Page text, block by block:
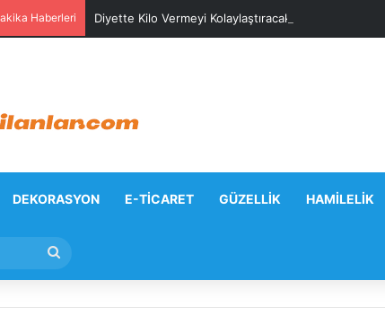
Haberleri Diyette Kilo Vermeyi Kolaylaştıracak Günlük Stratejiler
DEKORASYON E-TICARET GÜZELLIK HAMILELIK
yap